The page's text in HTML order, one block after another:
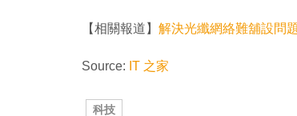
【相關報道】 解決光纖網絡難舖設問
Source: IT 之家
科技